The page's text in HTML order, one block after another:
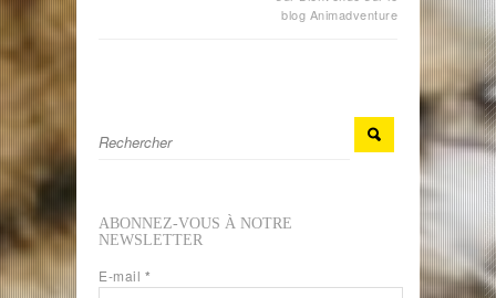
blog Animadventure
ABONNEZ-VOUS À NOTRE
NEWSLETTER
E-mail *